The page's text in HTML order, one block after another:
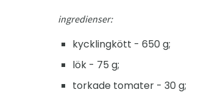
ingredienser:
kycklingkött - 650 g;
lök - 75 g;
torkade tomater - 30 g;